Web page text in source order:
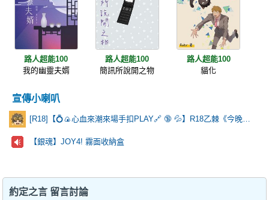
路人超能100
我的幽靈夫婿
路人超能100
簡訊所說開之物
路人超能100
貓化
宣傳小喇叭
【銀魂】JOY4! 霧面收納盒
約定之言 留言討論